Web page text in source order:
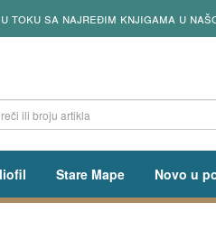
sa najređim knjigama u
Stare Mape Novo u